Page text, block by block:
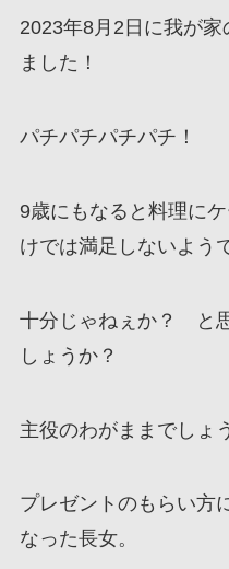
2023年8月2日に我が家
ました！
パチパチパチパチ！
9歳にもなると料理に
けでは満足しないよう
十分じゃねぇか？ と
しょうか？
主役のわがままでしょ
プレゼントのもらい方
なった長女。